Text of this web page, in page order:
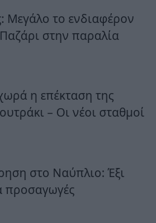
Μεγάλο το ενδιαφέρον
στην παραλία
η επέκταση της
– Οι νέοι σταθμοί
στο Ναύπλιο: Έξι
προσαγωγές